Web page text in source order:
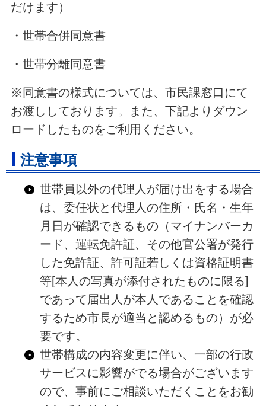
だけます）
・世帯合併同意書
・世帯分離同意書
※同意書の様式については、市民課窓口にて
お渡ししております。また、下記よりダウン
ロードしたものをご利用ください。
注意事項
世帯員以外の代理人が届け出をする場合
は、委任状と代理人の住所・氏名・生年
月日が確認できるもの（マイナンバーカ
ード、運転免許証、その他官公署が発行
した免許証、許可証若しくは資格証明書
等[本人の写真が添付されたものに限る]
であって届出人が本人であることを確認
するため市長が適当と認めるもの）が必
要です。
世帯構成の内容変更に伴い、一部の行政
サービスに影響がでる場合がございます
ので、事前にご相談いただくことをお勧